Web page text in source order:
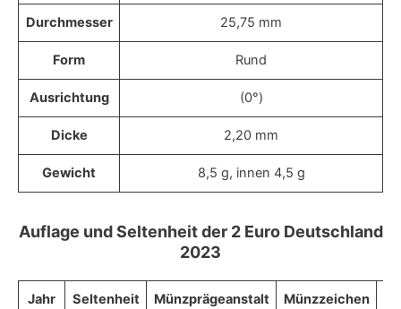
Durchmesser 25,75 mm
Form Rund
Ausrichtung (0°)
Dicke 2,20 mm
Gewicht 8,5 g, innen 4,5 g
Auflage und Seltenheit der 2 Euro Deutschland
2023
Jahr Seltenheit Münzprägeanstalt Münzzeichen